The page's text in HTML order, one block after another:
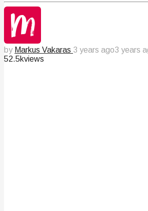
by Markus Vakaras 3 years ago3 years
52.5kviews